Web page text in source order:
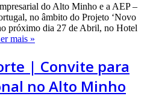
do Alto Minho e a AEP –
no âmbito do Projeto ‘Novo
próximo dia 27 de Abril, no Hotel
mais »
Norte
Convite
| Convite para
no Alto Minho